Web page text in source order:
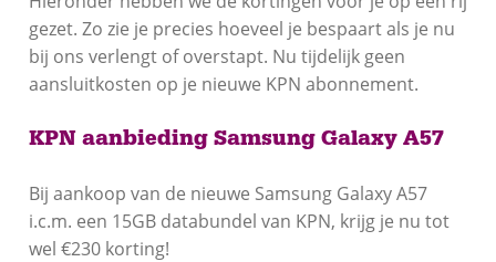
gezet. Zo zie je precies hoeveel je bespaart als je nu
bij ons verlengt of overstapt. Nu tijdelijk geen
aansluitkosten op je nieuwe KPN abonnement.
KPN aanbieding Samsung Galaxy A57
Bij aankoop van de nieuwe Samsung Galaxy A57
i.c.m. een 15GB databundel van KPN, krijg je nu tot
wel €230 korting!